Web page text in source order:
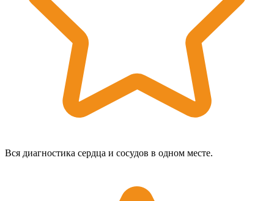
Вся диагностика сердца и сосудов в одном месте.